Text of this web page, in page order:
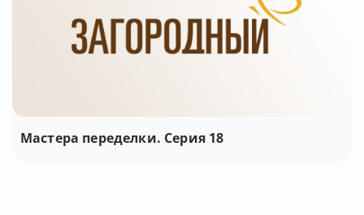
Мастера переделки. Серия 18